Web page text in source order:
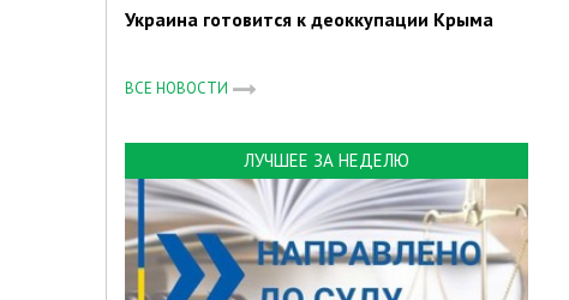
Украина готовится к деоккупации Крыма
ВСЕ НОВОСТИ
ЛУЧШЕЕ ЗА НЕДЕЛЮ